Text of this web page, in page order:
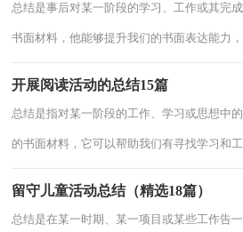
总结是事后对某一阶段的学习、工作或其完
书面材料，他能够提升我们的书面表达能力
开展阅读活动的总结15篇
总结是指对某一阶段的工作、学习或思想中
的书面材料，它可以帮助我们有寻找学习和
留守儿童活动总结（精选18篇）
总结是在某一时期、某一项目或某些工作告